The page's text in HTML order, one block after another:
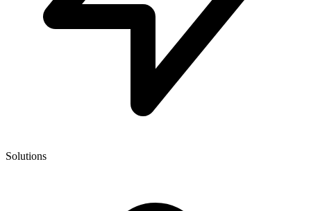
Solutions